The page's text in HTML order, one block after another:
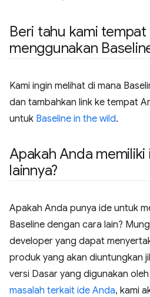
Beri tahu kami tempat
menggunakan
Kami ingin melihat di mana
dan tambahkan link ke tempat
untuk Baseline in the wild.
Apakah Anda
lainnya?
Apakah Anda punya ide untuk
Baseline dengan cara lain?
developer yang dapat
produk yang akan diuntungkan
versi Dasar yang digunakan
masalah terkait ide Anda, kami